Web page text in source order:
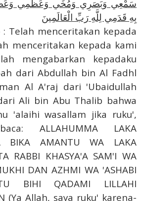
سَمْعِي وَبَصَرِي وَمُخِّي وَعَظْمِي
بِهِ قَدَمِي لِلَّهِ رَبِّ الْعَالَمِينَ
: Telah menceritakan kepada
menceritakan kepada kami
mengabarkan kepadaku
dari Abdullah bin Al Fadhl
Al A'raj dari 'Ubaidullah
Ali bin Abu Thalib bahwa
'alaihi wasallam jika ruku',
ALLAHUMMA LAKA
BIKA AMANTU WA LAKA
RABBI KHASYA'A SAM'I WA
DAN AZHMI WA 'ASHABI
BIHI QADAMI LILLAHI
(Ya Allah, saya ruku' karena-